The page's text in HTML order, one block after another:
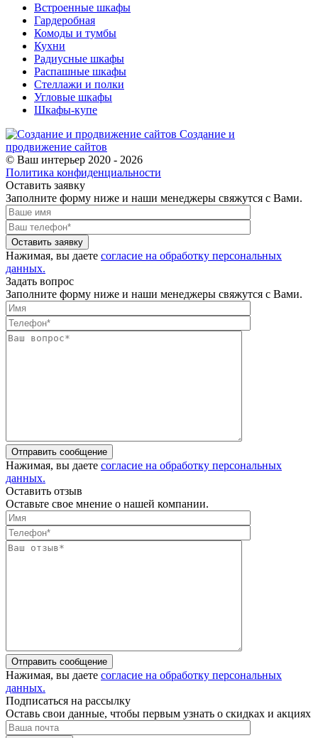
Встроенные шкафы
Гардеробная
Комоды и тумбы
Кухни
Радиусные шкафы
Распашные шкафы
Стеллажи и полки
Угловые шкафы
Шкафы-купе
Создание и
продвижение сайтов
© Ваш интерьер 2020 - 2026
Политика конфиденциальности
Оставить заявку
Заполните форму ниже и наши менеджеры свяжутся с Вами.
Оставить заявку
Нажимая, вы даете согласие на обработку персональных
данных.
Задать вопрос
Заполните форму ниже и наши менеджеры свяжутся с Вами.
Отправить сообщение
Нажимая, вы даете согласие на обработку персональных
данных.
Оставить отзыв
Оставьте свое мнение о нашей компании.
Отправить сообщение
Нажимая, вы даете согласие на обработку персональных
данных.
Подписаться на рассылку
Оставь свои данные, чтобы первым узнать о скидках и акциях